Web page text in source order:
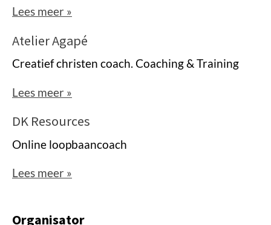
Lees meer »
Atelier Agapé
Creatief christen coach. Coaching & Training
Lees meer »
DK Resources
Online loopbaancoach
Lees meer »
Organisator